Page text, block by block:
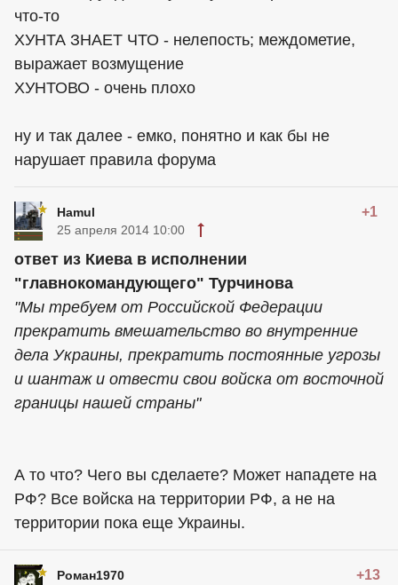
что-то
ХУНТА ЗНАЕТ ЧТО - нелепость; междометие,
выражает возмущение
ХУНТОВО - очень плохо
ну и так далее - емко, понятно и как бы не
нарушает правила форума
Hamul +1
25 апреля 2014 10:00
ответ из Киева в исполнении
"главнокомандующего" Турчинова
"Мы требуем от Российской Федерации
прекратить вмешательство во внутренние
дела Украины, прекратить постоянные угрозы
и шантаж и отвести свои войска от восточной
границы нашей страны"
А то что? Чего вы сделаете? Может нападете на
РФ? Все войска на территории РФ, а не на
территории пока еще Украины.
Роман1970 +13